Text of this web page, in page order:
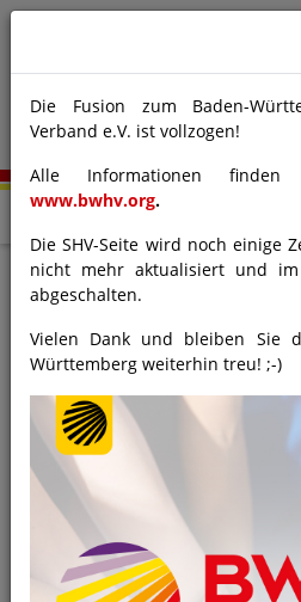
Ressort
Verwaltung
Monika Kienzle Fon 0761/88 14
Spieltechnik/Passwesen
Internet/EDV
Verwaltung Lizenzwesen
Satzung und Ordnungen
Ehrungen
Mitgliederverwaltung
Organisation von
Die Fusion zum Baden-
Verband e.V. ist vollzogen!
Alle Informationen
www.bwhv.org.
Die SHV-Seite wird noch einige
nicht mehr aktualisiert und
abgeschalten.
Vielen Dank und bleiben Sie
Württemberg weiterhin treu! ;-)